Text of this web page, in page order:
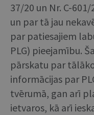
37/20 un Nr. C-
un par tā jau
par patiesajiem
PLG) pieejamību.
pārskatu par
informācijas par
tvērumā, gan arī
ietvaros, kā arī